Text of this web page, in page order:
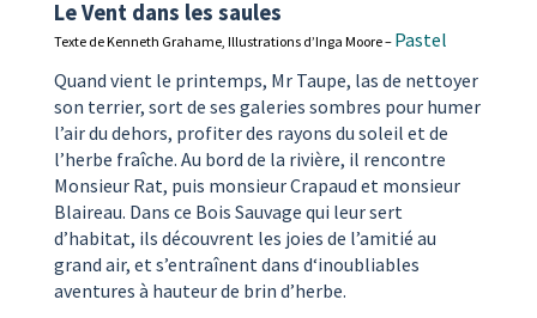
Le Vent dans les saules
Texte de Kenneth Grahame, Illustrations d’Inga Moore – Pastel
Quand vient le printemps, Mr Taupe, las de nettoyer
son terrier, sort de ses galeries sombres pour humer
l’air du dehors, profiter des rayons du soleil et de
l’herbe fraîche. Au bord de la rivière, il rencontre
Monsieur Rat, puis monsieur Crapaud et monsieur
Blaireau. Dans ce Bois Sauvage qui leur sert
d’habitat, ils découvrent les joies de l’amitié au
grand air, et s’entraînent dans d‘inoubliables
aventures à hauteur de brin d’herbe.